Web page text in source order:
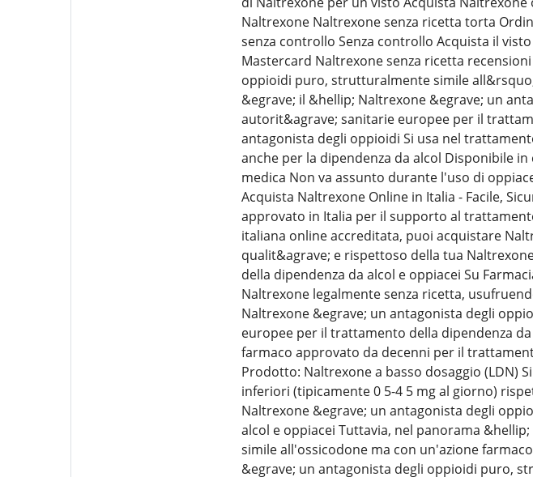
Naltrexone Naltrexone senza ricetta torta
senza controllo Senza controllo Acquista il
Mastercard Naltrexone senza ricetta
oppioidi puro, strutturalmente simile
&egrave; il &hellip; Naltrexone &egrave; un
autorit&agrave; sanitarie europee per il
antagonista degli oppioidi Si usa nel
anche per la dipendenza da alcol Disponibile
medica Non va assunto durante l'uso di
Acquista Naltrexone Online in Italia - Facile,
approvato in Italia per il supporto al
italiana online accreditata, puoi acquistare
qualit&agrave; e rispettoso della tua
della dipendenza da alcol e oppiacei Su
Naltrexone legalmente senza ricetta,
Naltrexone &egrave; un antagonista degli
europee per il trattamento della dipendenza
farmaco approvato da decenni per il
Prodotto: Naltrexone a basso dosaggio (LDN)
inferiori (tipicamente 0 5-4 5 mg al giorno)
Naltrexone &egrave; un antagonista degli
alcol e oppiacei Tuttavia, nel panorama
simile all'ossicodone ma con un'azione
&egrave; un antagonista degli oppioidi puro,